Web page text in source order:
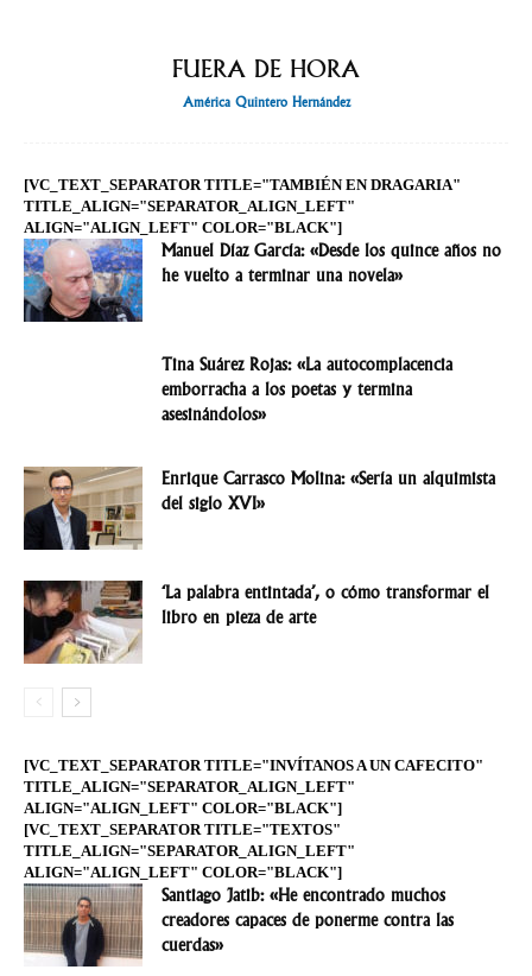
FUERA DE HORA
América Quintero Hernández
[VC_TEXT_SEPARATOR TITLE="TAMBIÉN EN DRAGARIA"
TITLE_ALIGN="SEPARATOR_ALIGN_LEFT"
ALIGN="ALIGN_LEFT" COLOR="BLACK"]
Manuel Díaz García: «Desde los quince años no
he vuelto a terminar una novela»
Tina Suárez Rojas: «La autocomplacencia
emborracha a los poetas y termina
asesinándolos»
Enrique Carrasco Molina: «Sería un alquimista
del siglo XVI»
‘La palabra entintada’, o cómo transformar el
libro en pieza de arte
[VC_TEXT_SEPARATOR TITLE="INVÍTANOS A UN CAFECITO"
TITLE_ALIGN="SEPARATOR_ALIGN_LEFT"
ALIGN="ALIGN_LEFT" COLOR="BLACK"]
[VC_TEXT_SEPARATOR TITLE="TEXTOS"
TITLE_ALIGN="SEPARATOR_ALIGN_LEFT"
ALIGN="ALIGN_LEFT" COLOR="BLACK"]
Santiago Jatib: «He encontrado muchos
creadores capaces de ponerme contra las
cuerdas»